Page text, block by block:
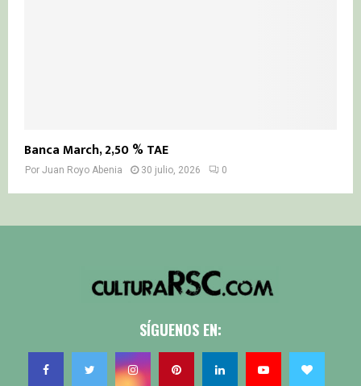
Banca March, 2,50 % TAE
Por Juan Royo Abenia 30 julio, 2026 0
SÍGUENOS EN: